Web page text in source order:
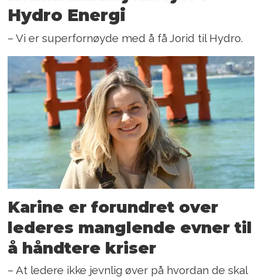
Hydro Energi
– Vi er superfornøyde med å få Jorid til Hydro.
Karine er forundret over
lederes manglende evner til
å håndtere kriser
– At ledere ikke jevnlig øver på hvordan de skal